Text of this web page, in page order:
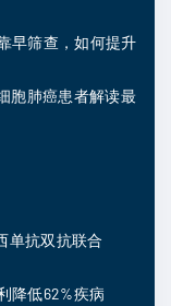
早筛查，如何提升
胞肺癌患者解读最
单抗双抗联合
降低62%疾病